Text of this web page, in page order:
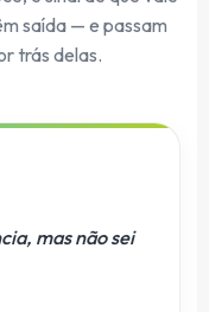
saída — e passam
trás delas.
mas não sei